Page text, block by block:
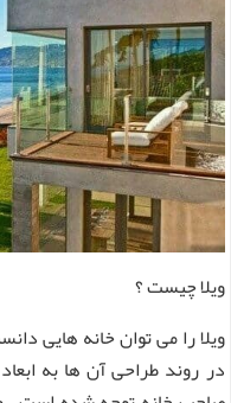
ویلا چیست ؟
ویلا را می توان خانه هایی
در روند طراحی آن ها به